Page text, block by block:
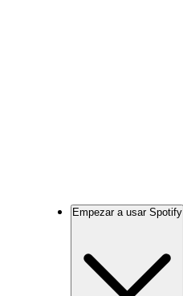
Empezar a usar Spotify